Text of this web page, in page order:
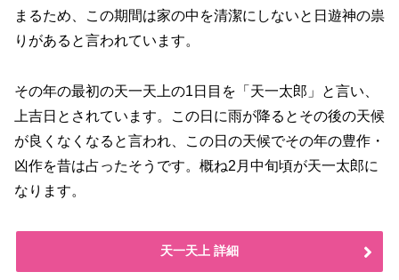
まるため、この期間は家の中を清潔にしないと日遊神の祟
りがあると言われています。
その年の最初の天一天上の1日目を「天一太郎」と言い、
上吉日とされています。この日に雨が降るとその後の天候
が良くなくなると言われ、この日の天候でその年の豊作・
凶作を昔は占ったそうです。概ね2月中旬頃が天一太郎に
なります。
天一天上 詳細